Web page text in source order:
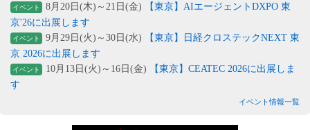
イベント 8月20日(木)～21日(金)
【東京】AIエージェントDXPO 東
京'26に出展します
イベント 9月29日(火)～30日(水)
【東京】日経クロステックNEXT 東
京 2026に出展します
イベント 10月13日(火)～16日(金)
【東京】CEATEC 2026に出展しま
す
イベント情報一覧